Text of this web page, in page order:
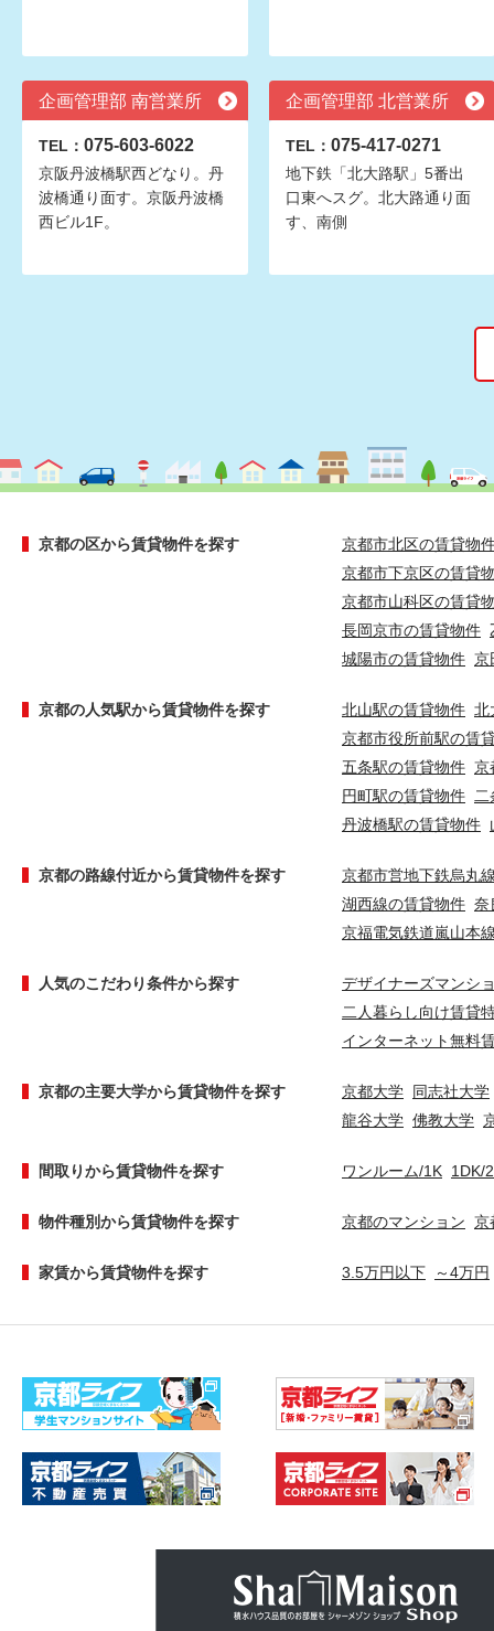
企画管理部 南営業所
TEL： 075-603-6022
京阪丹波橋駅西どなり。丹
波橋通り面す。京阪丹波橋
西ビル1F。
企画管理部 北営業所
TEL： 075-417-0271
地下鉄「北大路駅」5番出
口東へスグ。北大路通り面
す、南側
京都の区から賃貸物件を探す
京都市北区の賃貸物
京都市下京区の賃貸
京都市山科区の賃貸
長岡京市の賃貸物件
城陽市の賃貸物件 京
京都の人気駅から賃貸物件を探す 北山駅の賃貸物件 北
京都市役所前駅の賃
五条駅の賃貸物件 京
円町駅の賃貸物件
丹波橋駅の賃貸物件
京都の路線付近から賃貸物件を探す
京都市営地下鉄烏丸
湖西線の賃貸物件 奈
京福電気鉄道嵐山本
人気のこだわり条件から探す
デザイナーズマンシ
二人暮らし向け賃貸
インターネット無料
京都の主要大学から賃貸物件を探す 京都大学 同志社大学
龍谷大学 佛教大学
間取りから賃貸物件を探す ワンルーム/1K 1DK/
物件種別から賃貸物件を探す 京都のマンション 京
家賃から賃貸物件を探す 3.5万円以下 ～4万円